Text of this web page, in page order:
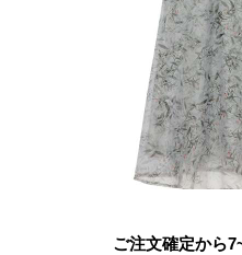
ご注文確定から